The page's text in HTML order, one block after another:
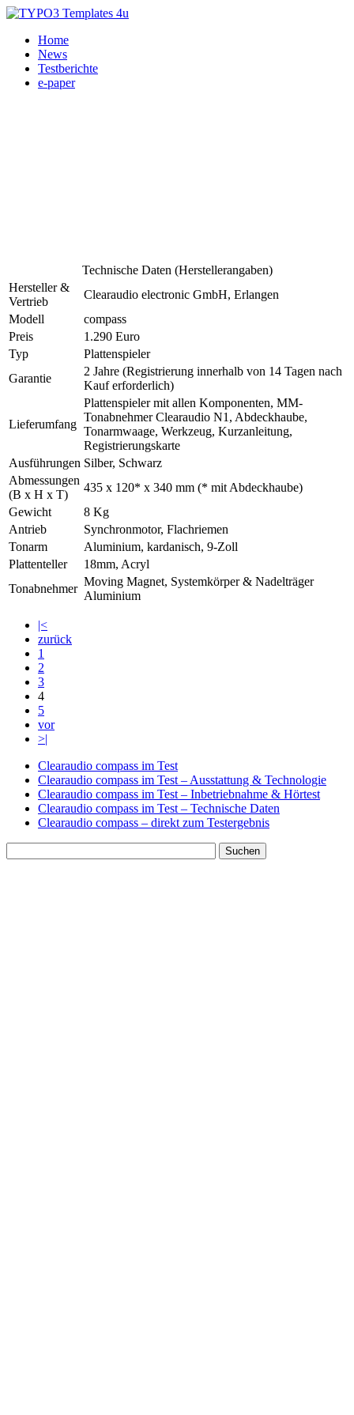
Home
News
Testberichte
e-paper
Technische Daten (Herstellerangaben)
Hersteller &
Vertrieb
Clearaudio electronic GmbH, Erlangen
Modell
compass
Preis
1.290 Euro
Typ
Plattenspieler
Garantie
2 Jahre (Registrierung innerhalb von 14 Tagen nach
Kauf erforderlich)
Lieferumfang
Plattenspieler mit allen Komponenten, MM-
Tonabnehmer Clearaudio N1, Abdeckhaube,
Tonarmwaage, Werkzeug, Kurzanleitung,
Registrierungskarte
Ausführungen Silber, Schwarz
Abmessungen
(B x H x T)
435 x 120* x 340 mm (* mit Abdeckhaube)
Gewicht
8 Kg
Antrieb
Synchronmotor, Flachriemen
Tonarm
Aluminium, kardanisch, 9-Zoll
Plattenteller
18mm, Acryl
Tonabnehmer
Moving Magnet, Systemkörper & Nadelträger
Aluminium
|<
zurück
1
2
3
4
5
vor
>|
Clearaudio compass im Test
Clearaudio compass im Test – Ausstattung & Technologie
Clearaudio compass im Test – Inbetriebnahme & Hörtest
Clearaudio compass im Test – Technische Daten
Clearaudio compass – direkt zum Testergebnis